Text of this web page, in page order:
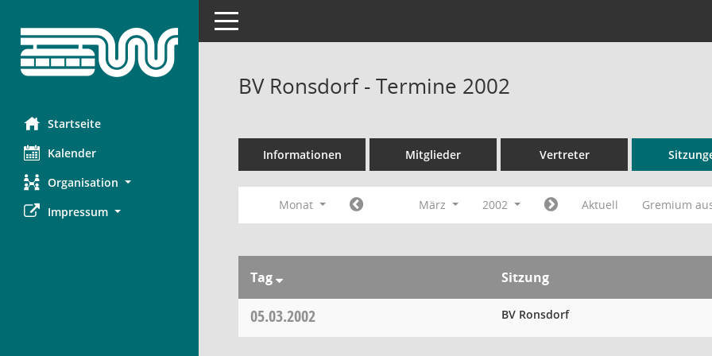
Startseite
Kalender
Organisation
Impressum
Toggle navigation
BV Ronsdorf - Termine 2002
Informationen Mitglieder Vertreter
Monat März 2002 Aktuell Gremium
Tag Sitzung
05.03.2002 BV Ronsdorf